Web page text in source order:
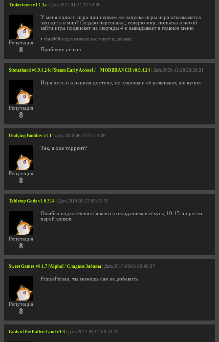
Tinkertown v1.1.3a | Дата 2021-01-31 12:54:06
Репутация
8
У меня одного игра при первом же запуске игры игра отказывается
заходить в мир? Создаю персонажа, генерю мир, попытка в негой
зайти игра подвисает на секунды 4 и выкидывает в главное меню
• vlad400 подумал несколько минут и добавил:
Проблему решил.
Stoneshard v0.9.4.24c [Steam Early Access] / + MODBRANCH v0.9.4.24 | Дата 2020-12-28 20:20:21
Репутация
8
Игра хоть и в раннем доступе, но хороша и её развивают, аш купил
Undying Buddies v1.1 | Дата 2020-06-23 17:24:06
Репутация
8
Так, а хде торрент?
Tabletop Gods v1.0.314 | Дата 2019-05-27 03:42:32
Репутация
8
Ошибка подключения фиксится ожиданием в секунд 10-15 и просто
парой кликов
Sweet Games v0.1.7 [Alpha] / Сладкие Забавы | Дата 2017-09-01 06:46:37
Репутация
8
PrincePersan, ты можешь сам ее добавить
Gods of the Fallen Land v1.3 | Дата 2017-09-01 06:43:44